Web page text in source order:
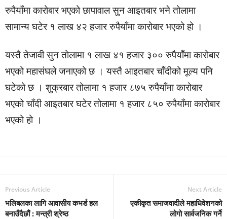
रुपैयाँमा कारोबार भएको छापावाल सुन आइतबार भने तोलामा
सामान्य घटेर १ लाख ४२ हजार रुपैयाँमा कारोबार भएको हो ।
यस्तै तेजावी सुन तोलामा १ लाख ४१ हजार ३०० रुपैयाँमा कारोबार
भएको महासंघले जनाएको छ । यस्तै आइतबार चाँदीको मूल्य पनि
घटेको छ । शुक्रबार तोलामा १ हजार ८७५ रुपैयाँमा कारोबार
भएको चाँदी आइतबार घटेर तोलामा १ हजार ८५० रुपैयाँमा कारोबार
भएको हो ।
Previous Article
भलिबलका लागि आवासीय कभर्ड हल
बनाउँदैछौं : मन्त्री श्रेष्ठ
Next Article
एकीकृत समाजवादीले महाधिवेशनको
लोगो सार्वजनिक गर्ने